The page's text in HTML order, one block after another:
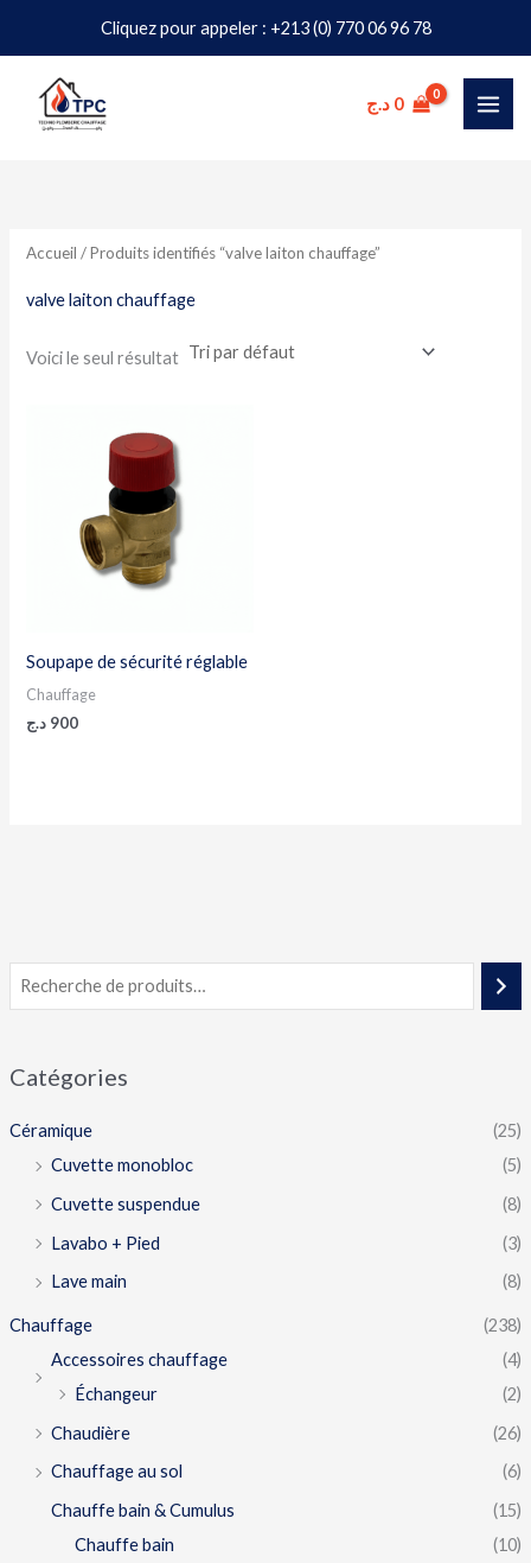
Cliquez pour appeler : +213 (0) 770 06 96 78
contenu
0 د.ج
Catégories
Céramique
(25)
Cuvette monobloc
(5)
Cuvette suspendue
(8)
Lavabo + Pied
(3)
Lave main
(8)
Chauffage
(238)
Accessoires chauffage
(4)
Échangeur
(2)
Chaudière
(26)
Chauffage au sol
(6)
Chauffe bain & Cumulus
(15)
Chauffe bain
(10)
Accueil / Produits identifiés “valve laiton chauffage”
valve laiton chauffage
Voici le seul résultat
Soupape de sécurité réglable
Chauffage
900 د.ج